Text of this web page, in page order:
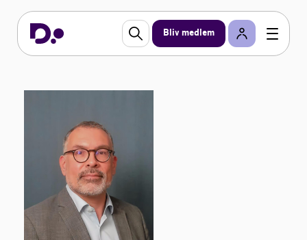
Bliv medlem